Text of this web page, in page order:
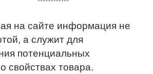
на сайте информация не
а служит для
потенциальных
свойствах товара.